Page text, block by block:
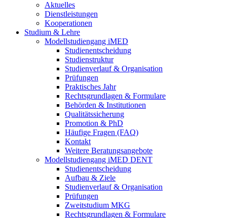
Aktuelles
Dienstleistungen
Kooperationen
Studium & Lehre
Modellstudiengang iMED
Studienentscheidung
Studienstruktur
Studienverlauf & Organisation
Prüfungen
Praktisches Jahr
Rechtsgrundlagen & Formulare
Behörden & Institutionen
Qualitätssicherung
Promotion & PhD
Häufige Fragen (FAQ)
Kontakt
Weitere Beratungsangebote
Modellstudiengang iMED DENT
Studienentscheidung
Aufbau & Ziele
Studienverlauf & Organisation
Prüfungen
Zweitstudium MKG
Rechtsgrundlagen & Formulare